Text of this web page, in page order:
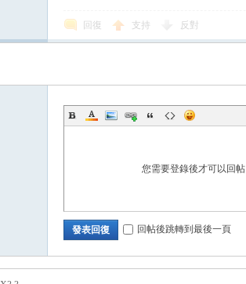
回復 支持 反對
您需要登錄後才可以回帖
發表回復 回帖後跳轉到最後一頁